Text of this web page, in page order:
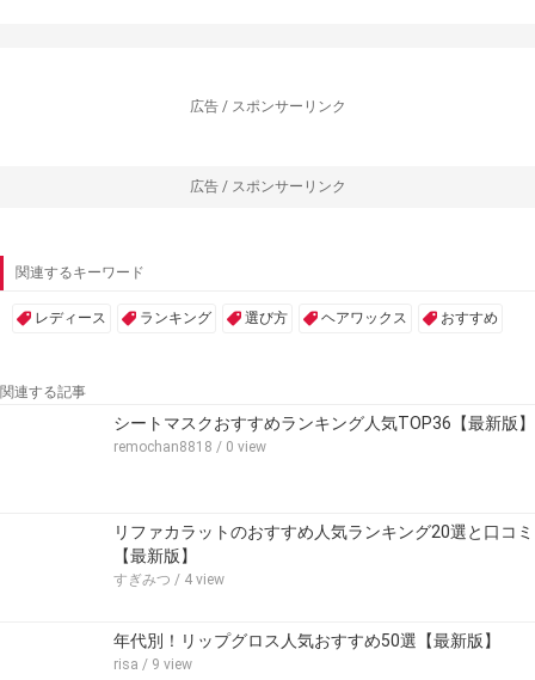
広告 / スポンサーリンク
広告 / スポンサーリンク
関連するキーワード
レディース ランキング 選び方 ヘアワックス おすすめ
関連する記事
シートマスクおすすめランキング人気TOP36【最新版】
remochan8818 / 0 view
リファカラットのおすすめ人気ランキング20選と口コミ
【最新版】
すぎみつ / 4 view
年代別！リップグロス人気おすすめ50選【最新版】
risa / 9 view